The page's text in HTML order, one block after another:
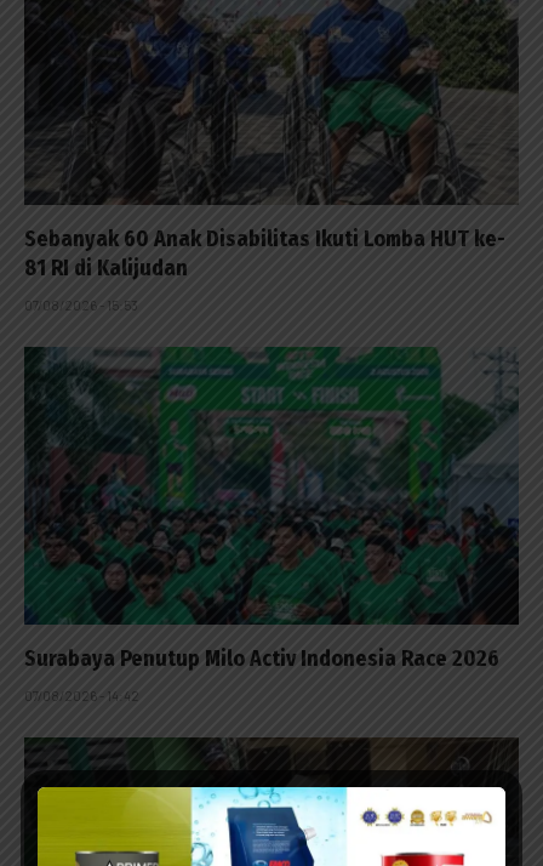
Sebanyak 60 Anak Disabilitas Ikuti Lomba HUT ke-
81 RI di Kalijudan
07/08/2026 - 15:53
Surabaya Penutup Milo Activ Indonesia Race 2026
07/08/2026 - 14:42